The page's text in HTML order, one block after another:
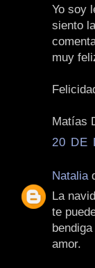
Yo soy
siento
muy
Matías
20 DE
Natalia
La
te
amor.